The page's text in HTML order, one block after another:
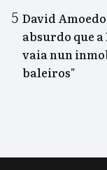
David
absurdo que
vaia nun
baleiros"